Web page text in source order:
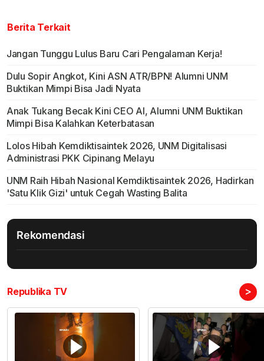
Berita Terkait
Jangan Tunggu Lulus Baru Cari Pengalaman Kerja!
Dulu Sopir Angkot, Kini ASN ATR/BPN! Alumni UNM
Buktikan Mimpi Bisa Jadi Nyata
Anak Tukang Becak Kini CEO AI, Alumni UNM Buktikan
Mimpi Bisa Kalahkan Keterbatasan
Lolos Hibah Kemdiktisaintek 2026, UNM Digitalisasi
Administrasi PKK Cipinang Melayu
UNM Raih Hibah Nasional Kemdiktisaintek 2026, Hadirkan
'Satu Klik Gizi' untuk Cegah Wasting Balita
Rekomendasi
Republika TV >